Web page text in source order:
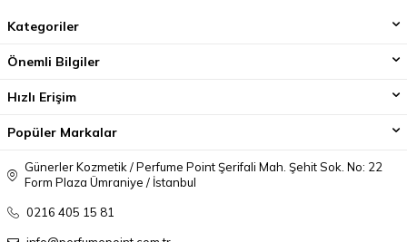
Kategoriler
Önemli Bilgiler
Hızlı Erişim
Popüler Markalar
Günerler Kozmetik / Perfume Point Şerifali Mah. Şehit Sok. No: 22
Form Plaza Ümraniye / İstanbul
0216 405 15 81